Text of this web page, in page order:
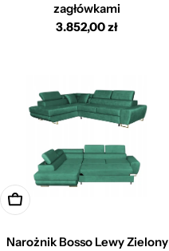
zagłówkami
Cena
3.852,00 zł
Dodaj do koszyka
Narożnik Bosso Lewy Zielony